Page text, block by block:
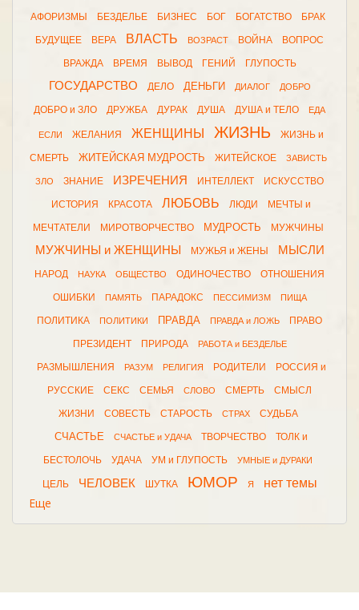
АФОРИЗМЫ БЕЗДЕЛЬЕ БИЗНЕС БОГ БОГАТСТВО БРАК
БУДУЩЕЕ ВЕРА ВЛАСТЬ ВОЗРАСТ ВОЙНА ВОПРОС
ВРАЖДА ВРЕМЯ ВЫВОД ГЕНИЙ ГЛУПОСТЬ
ГОСУДАРСТВО ДЕЛО ДЕНЬГИ ДИАЛОГ ДОБРО
ДОБРО и ЗЛО ДРУЖБА ДУРАК ДУША ДУША и ТЕЛО ЕДА
ЕСЛИ ЖЕЛАНИЯ ЖЕНЩИНЫ ЖИЗНЬ ЖИЗНЬ и
СМЕРТЬ ЖИТЕЙСКАЯ МУДРОСТЬ ЖИТЕЙСКОЕ ЗАВИСТЬ
ЗЛО ЗНАНИЕ ИЗРЕЧЕНИЯ ИНТЕЛЛЕКТ ИСКУССТВО
ИСТОРИЯ КРАСОТА ЛЮБОВЬ ЛЮДИ МЕЧТЫ и
МЕЧТАТЕЛИ МИРОТВОРЧЕСТВО МУДРОСТЬ МУЖЧИНЫ
МУЖЧИНЫ и ЖЕНЩИНЫ МУЖЬЯ и ЖЕНЫ МЫСЛИ
НАРОД НАУКА ОБЩЕСТВО ОДИНОЧЕСТВО ОТНОШЕНИЯ
ОШИБКИ ПАМЯТЬ ПАРАДОКС ПЕССИМИЗМ ПИЩА
ПОЛИТИКА ПОЛИТИКИ ПРАВДА ПРАВДА и ЛОЖЬ ПРАВО
ПРЕЗИДЕНТ ПРИРОДА РАБОТА и БЕЗДЕЛЬЕ
РАЗМЫШЛЕНИЯ РАЗУМ РЕЛИГИЯ РОДИТЕЛИ РОССИЯ и
РУССКИЕ СЕКС СЕМЬЯ СЛОВО СМЕРТЬ СМЫСЛ
ЖИЗНИ СОВЕСТЬ СТАРОСТЬ СТРАХ СУДЬБА
СЧАСТЬЕ СЧАСТЬЕ и УДАЧА ТВОРЧЕСТВО ТОЛК и
БЕСТОЛОЧЬ УДАЧА УМ и ГЛУПОСТЬ УМНЫЕ и ДУРАКИ
ЦЕЛЬ ЧЕЛОВЕК ШУТКА ЮМОР Я нет темы
Еще